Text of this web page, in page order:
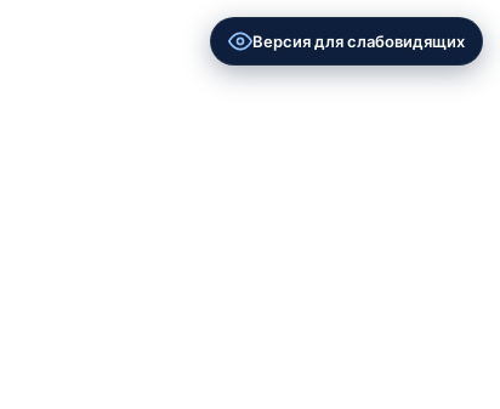
Версия для слабовидящих